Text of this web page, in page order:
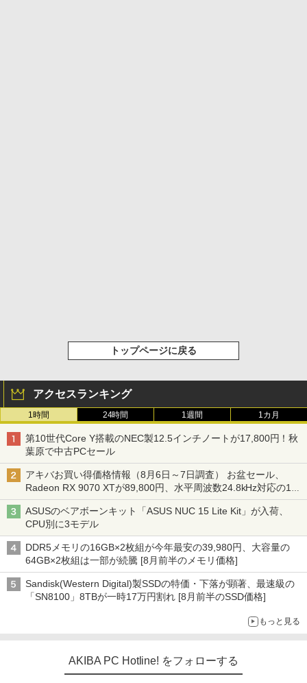
トップページに戻る
アクセスランキング
1時間 24時間 1週間 1カ月
第10世代Core Y搭載のNEC製12.5インチノートが17,800円！秋
葉原で中古PCセール
アキバお買い得価格情報（8月6日～7日調査） お盆セール、
Radeon RX 9070 XTが89,800円、水平周波数24.8kHz対応の17
型モニターが9,801円、暑さ指数連動セール ほか
ASUSのベアボーンキット「ASUS NUC 15 Lite Kit」が入荷、
CPU別に3モデル
DDR5メモリの16GB×2枚組が今年最安の39,980円、大容量の
64GB×2枚組は一部が続騰 [8月前半のメモリ価格]
Sandisk(Western Digital)製SSDの特価・下落が顕著、最速級の
「SN8100」8TBが一時17万円割れ [8月前半のSSD価格]
もっと見る
AKIBA PC Hotline! をフォローする